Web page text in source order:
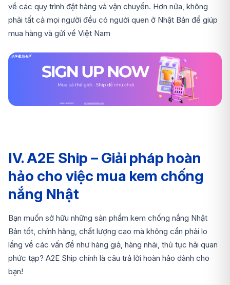
về các quy trình đặt hàng và vận chuyển. Hơn nữa, không
phải tất cả mọi người đều có người quen ở Nhật Bản để giúp
mua hàng và gửi về Việt Nam
IV. A2E Ship – Giải pháp hoàn
hảo cho việc mua kem chống
nắng Nhật
Bạn muốn sở hữu những sản phẩm kem chống nắng Nhật
Bản tốt, chính hãng, chất lượng cao mà không cần phải lo
lắng về các vấn đề như hàng giả, hàng nhái, thủ tục hải quan
phức tạp? A2E Ship chính là câu trả lời hoàn hảo dành cho
bạn!